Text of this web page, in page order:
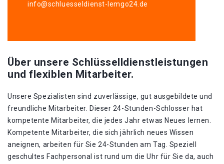
info@schluesseldienst-lemgo24.de
Über unsere Schlüsselldienstleistungen
und flexiblen Mitarbeiter.
Unsere Spezialisten sind zuverlässige, gut ausgebildete und
freundliche Mitarbeiter. Dieser 24-Stunden-Schlosser hat
kompetente Mitarbeiter, die jedes Jahr etwas Neues lernen.
Kompetente Mitarbeiter, die sich jährlich neues Wissen
aneignen, arbeiten für Sie 24-Stunden am Tag. Speziell
geschultes Fachpersonal ist rund um die Uhr für Sie da, auch